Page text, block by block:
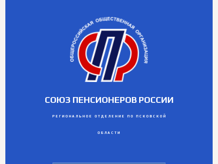
СОЮЗ ПЕНСИОНЕРОВ РОССИИ
РЕГИОНАЛЬНОЕ ОТДЕЛЕНИЕ ПО ПСКОВСКОЙ
ОБЛАСТИ